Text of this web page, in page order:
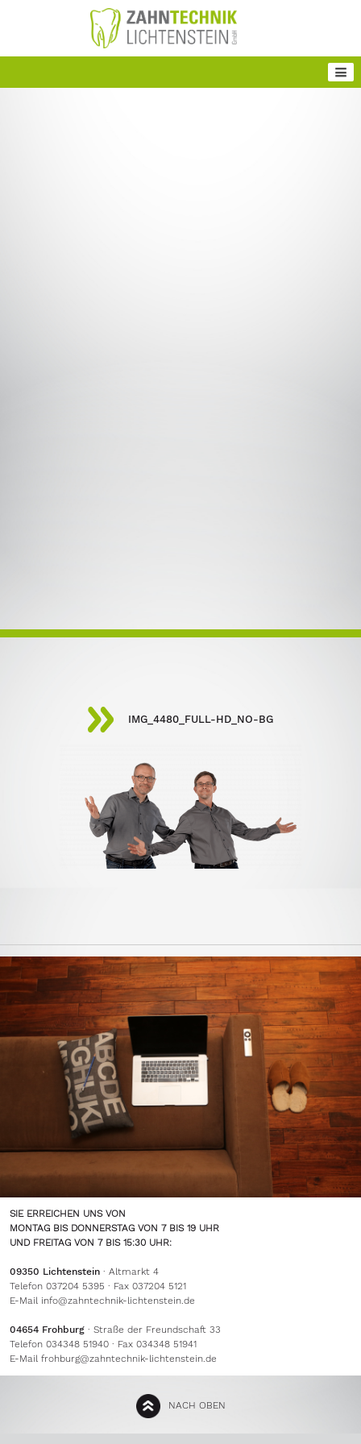
IMG_4480_FULL-HD_NO-BG
SIE ERREICHEN UNS VON
MONTAG BIS DONNERSTAG VON 7 BIS 19 UHR
UND FREITAG VON 7 BIS 15:30 UHR:
09350 Lichtenstein· Altmarkt 4
Telefon 037204 5395 · Fax 037204 5121
E-Mail info@zahntechnik-lichtenstein.de
04654 Frohburg· Straße der Freundschaft 33
Telefon 034348 51940 · Fax 034348 51941
E-Mail frohburg@zahntechnik-lichtenstein.de
NACH OBEN